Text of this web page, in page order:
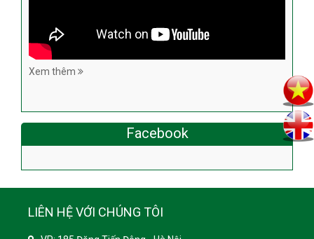
Xem thêm
Facebook
LIÊN HỆ VỚI CHÚNG TÔI